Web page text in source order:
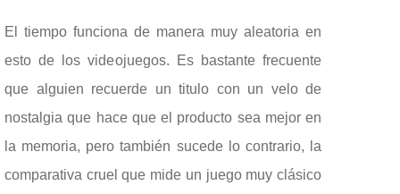
El tiempo funciona de manera muy aleatoria en
esto de los videojuegos. Es bastante frecuente
que alguien recuerde un titulo con un velo de
nostalgia que hace que el producto sea mejor en
la memoria, pero también sucede lo contrario, la
comparativa cruel que mide un juego muy clásico